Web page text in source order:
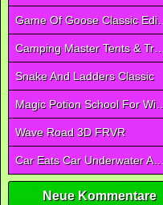
Game Of Goose Classic Edition
Camping Master Tents & Trees
Snake And Ladders Classic
Magic Potion School For Witch
Wave Road 3D FRVR
Car Eats Car Underwater Adventure FRVR
Neue Kommentare